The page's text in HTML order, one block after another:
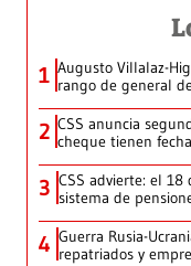
1 Augusto Villalaz-
rango de general
2 CSS anuncia
cheque tienen
3 CSS advierte: el
sistema de
4 Guerra Rusia-
repatriados y